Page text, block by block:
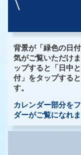
背景が「緑色の日
気がご覧いただけ
ップすると「日中
付」をタップする
す。
カレンダー部分を
ダーがご覧になれ